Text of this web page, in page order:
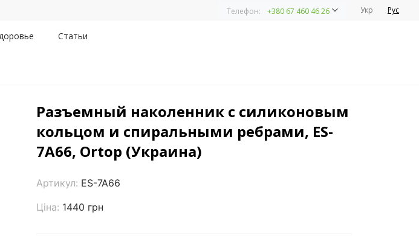
Телефон: +380 67 460 46 26 Укр Рус
Статьи
Разъемный наколенник с силиконовым
кольцом и спиральными ребрами, ES-
7A66, Ortop (Украина)
Артикул: ES-7A66
Ціна: 1440 грн